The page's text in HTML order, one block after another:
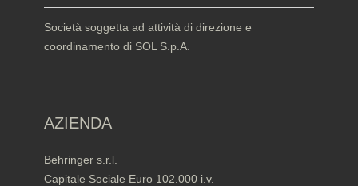
Società soggetta ad attività di direzione e
coordinamento di SOL S.p.A.
AZIENDA
Behringer s.r.l.
Capitale Sociale Euro 102.000 i.v.